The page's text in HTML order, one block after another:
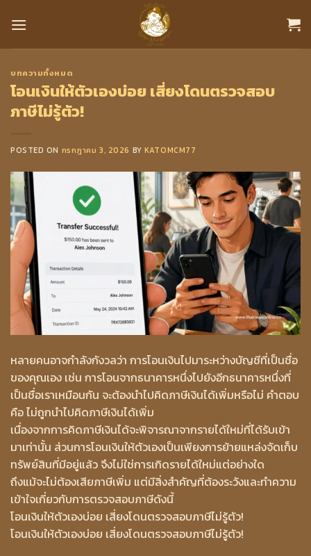
บทความทั้งหมด
โอนเงินให้ตัวเองบ่อย เสี่ยงโดนตรวจสอบ
ภาษีไม่รู้ตัว!
POSTED ON กรกฎาคม 3, 2026 BY KATOMCM77
หลายคนอาจกำลังกังวลว่า การโอนเงินไปมาระหว่างบัญชีที่เป็นชื่อ
ของคุณเอง เช่น การโอนจากธนาคารหนึ่งไปยังอีกธนาคารหนึ่งที่
เป็นชื่อเราเหมือนกัน จะต้องนำไปคิดภาษีเงินได้เพิ่มหรือไม่ คำตอบ
คือ ไม่ถูกนำไปคิดภาษีเงินได้เพิ่ม
เนื่องจากการคิดภาษีเงินได้จะพิจารณาจากรายได้ใหม่ที่ได้รับเข้า
มาเท่านั้น ส่วนการโอนเงินให้ตัวเองเป็นเพียงการย้ายแหล่งจัดเก็บ
ทรัพย์สินที่มีอยู่แล้ว จึงไม่ใช่การเกิดรายได้ใหม่แต่อย่างใด
ถึงแม้จะไม่ต้องเสียภาษีเพิ่ม แต่มีสิ่งสำคัญที่ต้องระวังและทำความ
เข้าใจเกี่ยวกับการตรวจสอบภาษีดังนี้
โอนเงินให้ตัวเองบ่อย เสี่ยงโดนตรวจสอบภาษีไม่รู้ตัว!
โอนเงินให้ตัวเองบ่อย เสี่ยงโดนตรวจสอบภาษีไม่รู้ตัว!